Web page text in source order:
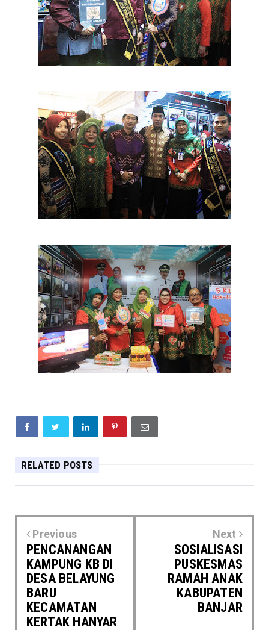
RELATED POSTS
Previous
PENCANANGAN
KAMPUNG KB DI
DESA BELAYUNG
BARU
KECAMATAN
KERTAK HANYAR
Next
SOSIALISASI
PUSKESMAS
RAMAH ANAK
KABUPATEN
BANJAR